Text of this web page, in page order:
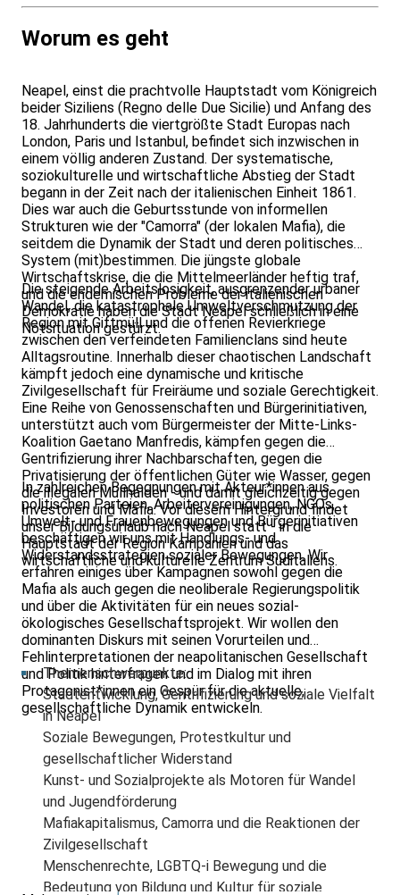
Worum es geht
Neapel, einst die prachtvolle Hauptstadt vom Königreich
beider Siziliens (Regno delle Due Sicilie) und Anfang des
18. Jahrhunderts die viertgrößte Stadt Europas nach
London, Paris und Istanbul, befindet sich inzwischen in
einem völlig anderen Zustand. Der systematische,
soziokulturelle und wirtschaftliche Abstieg der Stadt
begann in der Zeit nach der italienischen Einheit 1861.
Dies war auch die Geburtsstunde von informellen
Strukturen wie der "Camorra" (der lokalen Mafia), die
seitdem die Dynamik der Stadt und deren politisches
System (mit)bestimmen. Die jüngste globale
Wirtschaftskrise, die die Mittelmeerländer heftig traf,
und die endemischen Probleme der italienischen
Demokratie haben die Stadt Neapel schließlich in eine
Notsituation gestürzt.
Die steigende Arbeitslosigkeit, ausgrenzender urbaner
Wandel, die katastrophale Umweltverschmutzung der
Region mit Giftmüll und die offenen Revierkriege
zwischen den verfeindeten Familienclans sind heute
Alltagsroutine. Innerhalb dieser chaotischen Landschaft
kämpft jedoch eine dynamische und kritische
Zivilgesellschaft für Freiräume und soziale Gerechtigkeit.
Eine Reihe von Genossenschaften und Bürgerinitiativen,
unterstützt auch vom Bürgermeister der Mitte-Links-
Koalition Gaetano Manfredis, kämpfen gegen die
Gentrifizierung ihrer Nachbarschaften, gegen die
Privatisierung der öffentlichen Güter wie Wasser, gegen
die illegalen Müllhalden - und damit gleichzeitig gegen
Investoren und Mafia. Vor diesem Hintergrund findet
unser Bildungsurlaub nach Neapel statt - in die
Hauptstadt der Region Kampanien und das
wirtschaftliche und kulturelle Zentrum Süditaliens.
In zahlreichen Begegnungen mit Akteur*innen aus
politischen Parteien, Arbeitervereinigungen, NGOs,
Umwelt- und Frauenbewegungen und Bürgerinitiativen
beschäftigen wir uns mit Handlungs- und
Widerstandsstrategien sozialer Bewegungen. Wir
erfahren einiges über Kampagnen sowohl gegen die
Mafia als auch gegen die neoliberale Regierungspolitik
und über die Aktivitäten für ein neues sozial-
ökologisches Gesellschaftsprojekt. Wir wollen den
dominanten Diskurs mit seinen Vorurteilen und
Fehlinterpretationen der neapolitanischen Gesellschaft
und Politik hinterfragen und im Dialog mit ihren
Protagonist*innen ein Gespür für die aktuelle,
gesellschaftliche Dynamik entwickeln.
Themenschwerpunkte:
Stadtentwicklung, Gentrifizierung und soziale Vielfalt
in Neapel
Soziale Bewegungen, Protestkultur und
gesellschaftlicher Widerstand
Kunst- und Sozialprojekte als Motoren für Wandel
und Jugendförderung
Mafiakapitalismus, Camorra und die Reaktionen der
Zivilgesellschaft
Menschenrechte, LGBTQ-i Bewegung und die
Bedeutung von Bildung und Kultur für soziale